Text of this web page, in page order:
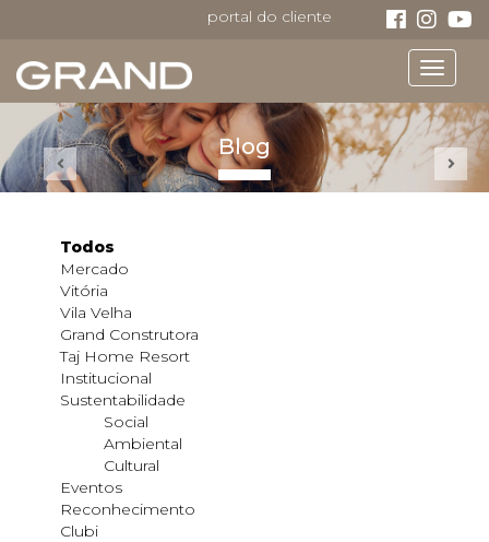
portal do cliente
Toggle
Blog
Todos
Mercado
Vitória
Vila Velha
Grand Construtora
Taj Home Resort
Institucional
Sustentabilidade
Social
Ambiental
Cultural
Eventos
Reconhecimento
Clubi